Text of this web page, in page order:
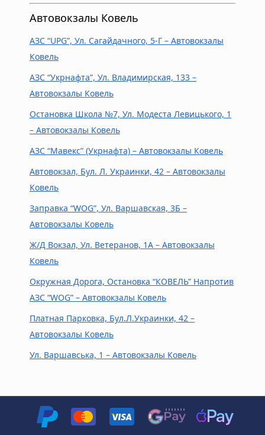
Автовокзалы Ковель
АЗС “UPG”, Ул. Сагайдачного, 5-Г – Автовокзалы
Ковель
АЗС “Укрнафта”, Ул. Владимирская, 133 –
Автовокзалы Ковель
Остановка Школа №7, Ул. Модеста Левицького, 1
– Автовокзалы Ковель
АЗС “Мавекс” (Укрнафта) – Автовокзалы Ковель
Автовокзал, Бул. Л. Украинки, 42 – Автовокзалы
Ковель
Заправка “WOG”, Ул. Варшавская, 3Б –
Автовокзалы Ковель
Ж/Д Вокзал, Ул. Ветеранов, 1А – Автовокзалы
Ковель
Окружная Дорога, Остановка “КОВЕЛЬ” Напротив
АЗС “WOG” – Автовокзалы Ковель
Платная Парковка, Бул.Л.Украинки, 42 –
Автовокзалы Ковель
Ул. Варшавська, 1 – Автовокзалы Ковель